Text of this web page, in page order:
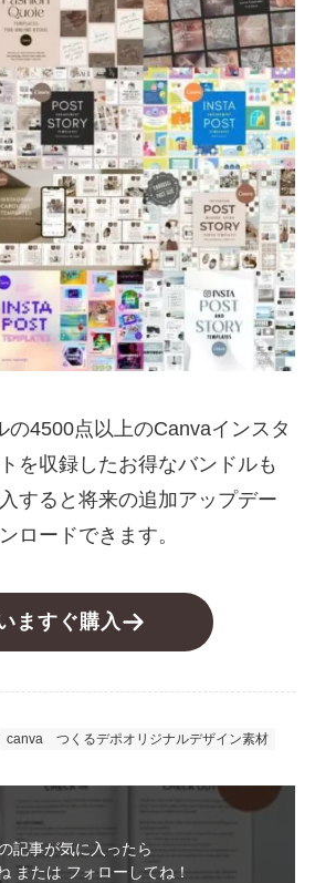
の4500点以上のCanvaインスタ
を収録したお得なバンドルも
すると将来の追加アップデー
ロードできます。
ますぐ購入
canva つくるデポオリジナルデザイン素材
記事が気に入ったら
または フォローしてね！